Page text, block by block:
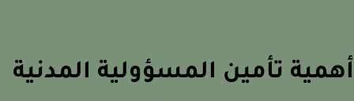
تأمين المسؤولية المدنية